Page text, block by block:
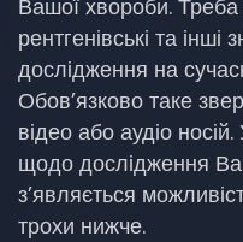
Вашої хвороби. Треба
рентгенівські та інші
дослідження на
Обов’язково таке
відео або аудіо
щодо дослідження
з’являється
трохи нижче.